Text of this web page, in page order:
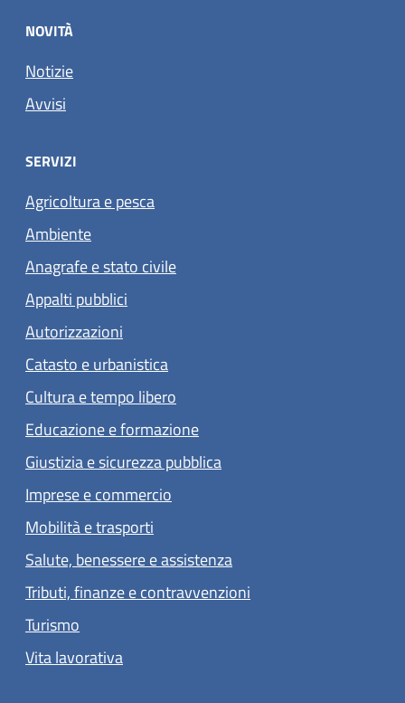
NOVITÀ
Notizie
Avvisi
SERVIZI
Agricoltura e pesca
Ambiente
Anagrafe e stato civile
Appalti pubblici
Autorizzazioni
Catasto e urbanistica
Cultura e tempo libero
Educazione e formazione
Giustizia e sicurezza pubblica
Imprese e commercio
Mobilità e trasporti
Salute, benessere e assistenza
Tributi, finanze e contravvenzioni
Turismo
Vita lavorativa